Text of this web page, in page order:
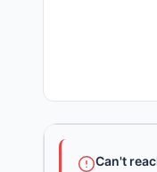
Can't